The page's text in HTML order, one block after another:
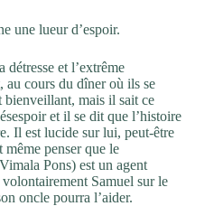
une lueur d’espoir.
détresse et l’extrême
au cours du dîner où ils se
bienveillant, mais il sait ce
et il se dit que l’histoire
Il est lucide sur lui, peut-être
penser que le
Pons) est un agent
Samuel sur le
oncle pourra l’aider.